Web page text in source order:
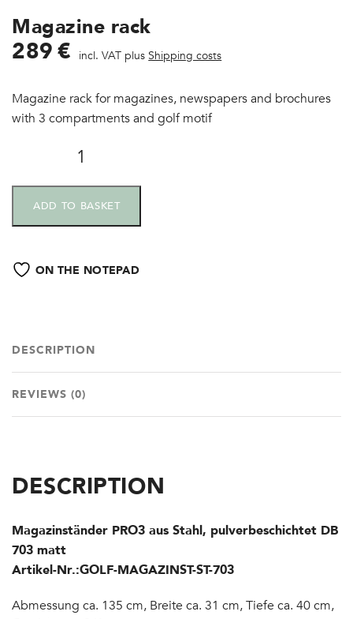
Magazine rack
289€ incl. VAT plus Shipping costs
Magazine rack for magazines, newspapers and brochures
with 3 compartments and golf motif
ADD TO BASKET
ON THE NOTEPAD
DESCRIPTION
REVIEWS (0)
DESCRIPTION
Magazinständer PRO3 aus Stahl, pulverbeschichtet DB
703 matt
Artikel-Nr.:GOLF-MAGAZINST-ST-703
Abmessung ca. 135 cm, Breite ca. 31 cm, Tiefe ca. 40 cm,